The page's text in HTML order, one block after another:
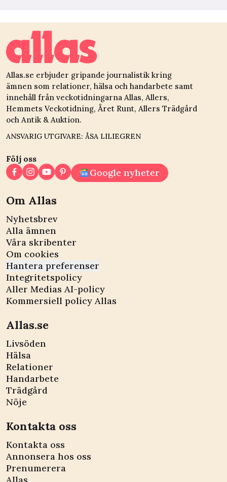
Allas.se erbjuder gripande journalistik kring
ämnen som relationer, hälsa och handarbete samt
innehåll från veckotidningarna Allas, Allers,
Hemmets Veckotidning, Året Runt, Allers Trädgård
och Antik & Auktion.
ANSVARIG UTGIVARE: ÅSA LILIEGREN
Följ oss
Google nyheter
Om Allas
Nyhetsbrev
Alla ämnen
Våra skribenter
Om cookies
Hantera preferenser
Integritetspolicy
Aller Medias AI-policy
Kommersiell policy Allas
Allas.se
Livsöden
Hälsa
Relationer
Handarbete
Trädgård
Nöje
Kontakta oss
Kontakta oss
Annonsera hos oss
Prenumerera